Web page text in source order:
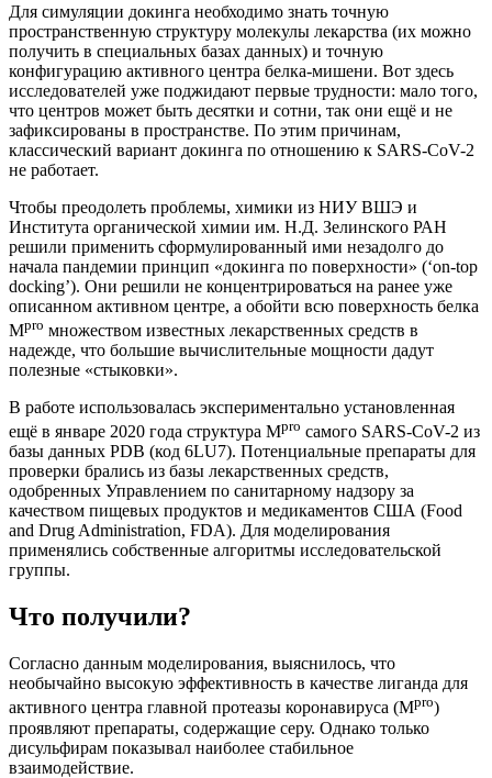
Для симуляции докинга необходимо знать точную
пространственную структуру молекулы лекарства (их можно
получить в специальных базах данных) и точную
конфигурацию активного центра белка-мишени. Вот здесь
исследователей уже поджидают первые трудности: мало того,
что центров может быть десятки и сотни, так они ещё и не
зафиксированы в пространстве. По этим причинам,
классический вариант докинга по отношению к SARS-CoV-2
не работает.
Чтобы преодолеть проблемы, химики из НИУ ВШЭ и
Института органической химии им. Н.Д. Зелинского РАН
решили применить сформулированный ими незадолго до
начала пандемии принцип «докинга по поверхности» (‘on-top
docking’). Они решили не концентрироваться на ранее уже
описанном активном центре, а обойти всю поверхность белка
Mpro множеством известных лекарственных средств в
надежде, что большие вычислительные мощности дадут
полезные «стыковки».
В работе использовалась экспериментально установленная
ещё в январе 2020 года структура Mpro самого SARS-CoV-2 из
базы данных PDB (код 6LU7). Потенциальные препараты для
проверки брались из базы лекарственных средств,
одобренных Управлением по санитарному надзору за
качеством пищевых продуктов и медикаментов США (Food
and Drug Administration, FDA). Для моделирования
применялись собственные алгоритмы исследовательской
группы.
Что получили?
Согласно данным моделирования, выяснилось, что
необычайно высокую эффективность в качестве лиганда для
активного центра главной протеазы коронавируса (Mpro)
проявляют препараты, содержащие серу. Однако только
дисульфирам показывал наиболее стабильное
взаимодействие.